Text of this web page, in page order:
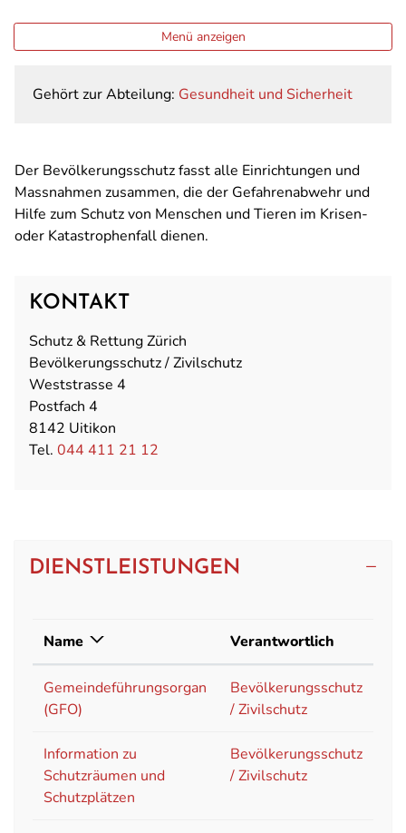
Menü anzeigen
Gehört zur Abteilung: Gesundheit und Sicherheit
Der Bevölkerungsschutz fasst alle Einrichtungen und
Massnahmen zusammen, die der Gefahrenabwehr und
Hilfe zum Schutz von Menschen und Tieren im Krisen-
oder Katastrophenfall dienen.
KONTAKT
Schutz & Rettung Zürich
Bevölkerungsschutz / Zivilschutz
Weststrasse 4
Postfach 4
8142 Uitikon
Tel. 044 411 21 12
DIENSTLEISTUNGEN
Name Verantwortlich
Gemeindeführungsorgan
(GFO)
Bevölkerungsschutz
/ Zivilschutz
Information zu
Schutzräumen und
Schutzplätzen
Bevölkerungsschutz
/ Zivilschutz